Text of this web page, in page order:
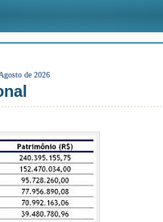
de 2026